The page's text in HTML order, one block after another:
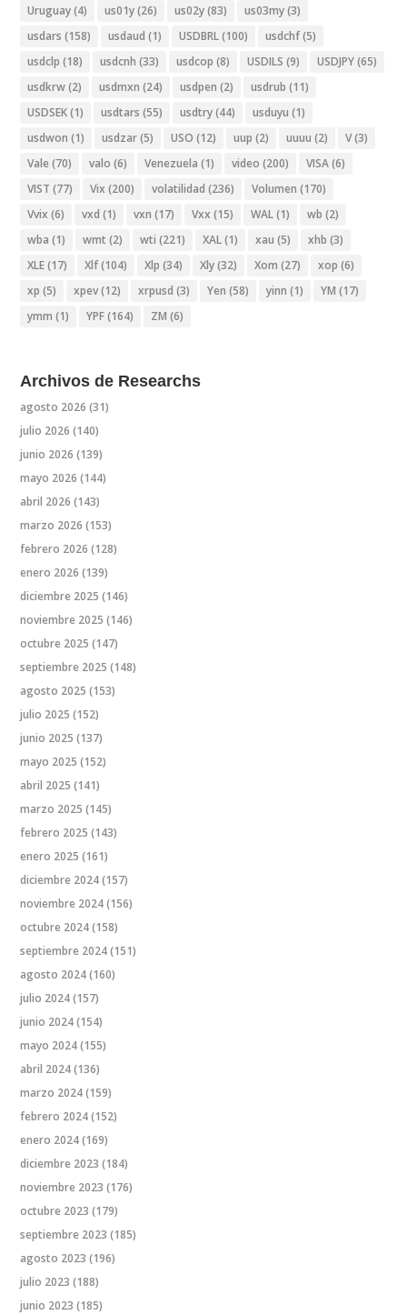
Uruguay(4) us01y(26) us02y(83) us03my(3)
usdars (158) usdaud (1) USDBRL(100) usdchf(5)
usdclp (18) usdcnh (33) usdcop (8) USDILS (9) USDJPY(65)
usdkrw(2) usdmxn (24) usdpen (2) usdrub (11)
USDSEK(1) usdtars (55) usdtry(44) usduyu (1)
usdwon (1) usdzar(5) USO (12) uup (2) uuuu (2) V(3)
Vale (70) valo (6) Venezuela (1) video (200) VISA(6)
VIST (77) Vix (200) volatilidad (236) Volumen (170)
Vvix (6) vxd (1) vxn (17) Vxx (15) WAL(1) wb (2)
wba (1) wmt (2) wti (221) XAL(1) xau (5) xhb (3)
XLE(17) Xlf(104) Xlp (34) Xly(32) Xom (27) xop (6)
xp (5) xpev(12) xrpusd (3) Yen (58) yinn (1) YM (17)
ymm (1) YPF(164) ZM (6)
Archivos de Researchs
agosto 2026 (31)
julio 2026 (140)
junio 2026 (139)
mayo 2026 (144)
abril 2026 (143)
marzo 2026 (153)
febrero 2026 (128)
enero 2026 (139)
diciembre 2025 (146)
noviembre 2025 (146)
octubre 2025 (147)
septiembre 2025 (148)
agosto 2025 (153)
julio 2025 (152)
junio 2025 (137)
mayo 2025 (152)
abril 2025 (141)
marzo 2025 (145)
febrero 2025 (143)
enero 2025 (161)
diciembre 2024(157)
noviembre 2024(156)
octubre 2024(158)
septiembre 2024(151)
agosto 2024(160)
julio 2024(157)
junio 2024(154)
mayo 2024(155)
abril 2024(136)
marzo 2024(159)
febrero 2024(152)
enero 2024(169)
diciembre 2023 (184)
noviembre 2023 (176)
octubre 2023 (179)
septiembre 2023 (185)
agosto 2023 (196)
julio 2023 (188)
junio 2023 (185)